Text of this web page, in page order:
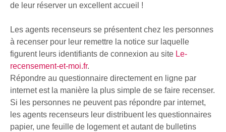
de leur réserver un excellent accueil !
Les agents recenseurs se présentent chez les personnes
à recenser pour leur remettre la notice sur laquelle
figurent leurs identifiants de connexion au site Le-
recensement-et-moi.fr.
Répondre au questionnaire directement en ligne par
internet est la manière la plus simple de se faire recenser.
Si les personnes ne peuvent pas répondre par internet,
les agents recenseurs leur distribuent les questionnaires
papier, une feuille de logement et autant de bulletins